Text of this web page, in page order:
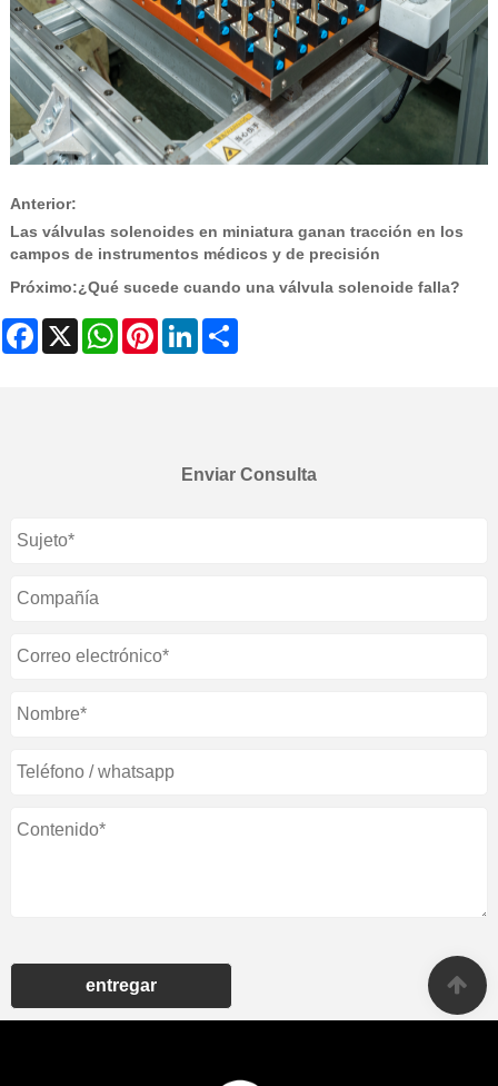
Anterior:
Las válvulas solenoides en miniatura ganan tracción en los
campos de instrumentos médicos y de precisión
Próximo:¿Qué sucede cuando una válvula solenoide falla?
Facebook
X WhatsAppPinterestLinkedIn
Enviar Consulta
entregar